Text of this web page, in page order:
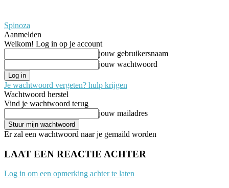
Spinoza
Aanmelden
Welkom! Log in op je account
jouw gebruikersnaam
jouw wachtwoord
Je wachtwoord vergeten? hulp krijgen
Wachtwoord herstel
Vind je wachtwoord terug
jouw mailadres
Er zal een wachtwoord naar je gemaild worden
LAAT EEN REACTIE ACHTER
Log in om een opmerking achter te laten